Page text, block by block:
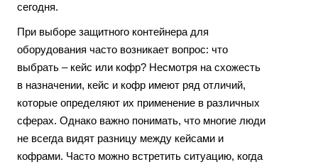
сегодня.
При выборе защитного контейнера для
оборудования часто возникает вопрос: что
выбрать – кейс или кофр? Несмотря на схожесть
в назначении, кейс и кофр имеют ряд отличий,
которые определяют их применение в различных
сферах. Однако важно понимать, что многие люди
не всегда видят разницу между кейсами и
кофрами. Часто можно встретить ситуацию, когда